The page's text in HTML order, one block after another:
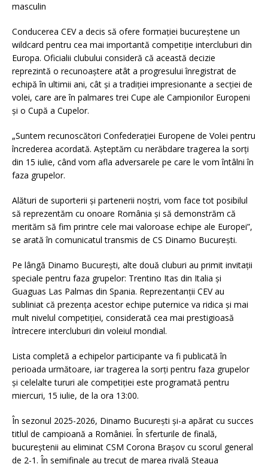
masculin
Conducerea CEV a decis să ofere formației bucureștene un
wildcard pentru cea mai importantă competiție intercluburi din
Europa. Oficialii clubului consideră că această decizie
reprezintă o recunoaștere atât a progresului înregistrat de
echipă în ultimii ani, cât și a tradiției impresionante a secției de
volei, care are în palmares trei Cupe ale Campionilor Europeni
și o Cupă a Cupelor.
„Suntem recunoscători Confederației Europene de Volei pentru
încrederea acordată. Așteptăm cu nerăbdare tragerea la sorți
din 15 iulie, când vom afla adversarele pe care le vom întâlni în
faza grupelor.
Alături de suporterii și partenerii noștri, vom face tot posibilul
să reprezentăm cu onoare România și să demonstrăm că
merităm să fim printre cele mai valoroase echipe ale Europei”,
se arată în comunicatul transmis de CS Dinamo București.
Pe lângă Dinamo București, alte două cluburi au primit invitații
speciale pentru faza grupelor: Trentino Itas din Italia și
Guaguas Las Palmas din Spania. Reprezentanții CEV au
subliniat că prezența acestor echipe puternice va ridica și mai
mult nivelul competiției, considerată cea mai prestigioasă
întrecere intercluburi din voleiul mondial.
Lista completă a echipelor participante va fi publicată în
perioada următoare, iar tragerea la sorți pentru faza grupelor
și celelalte tururi ale competiției este programată pentru
miercuri, 15 iulie, de la ora 13:00.
În sezonul 2025-2026, Dinamo București și-a apărat cu succes
titlul de campioană a României. În sferturile de finală,
bucureștenii au eliminat CSM Corona Brașov cu scorul general
de 2-1. În semifinale au trecut de marea rivală Steaua